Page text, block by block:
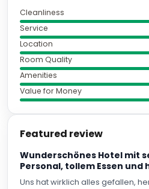
Cleanliness
Service
Location
Room Quality
Amenities
Value for Money
Featured review
Wunderschönes Hotel mit
Personal, tollem Essen
Uns hat wirklich alles gefallen,